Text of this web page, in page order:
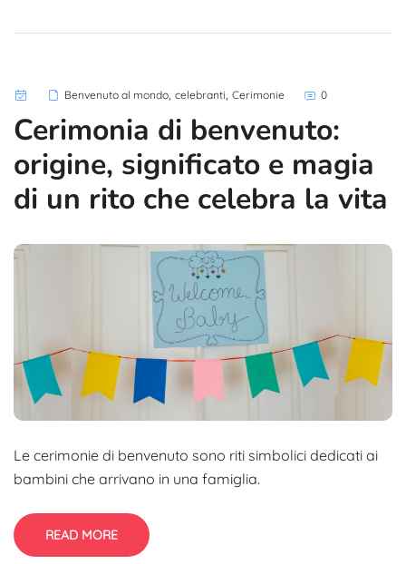
Benvenuto al mondo, celebranti, Cerimonie 0
Cerimonia di benvenuto:
origine, significato e magia
di un rito che celebra la vita
Le cerimonie di benvenuto sono riti simbolici dedicati ai
bambini che arrivano in una famiglia.
READ MORE